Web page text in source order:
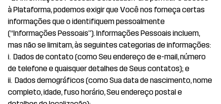
à Plataforma, podemos exigir que Você nos forneça certas
informações que o identifiquem pessoalmente
(“Informações Pessoais”). Informações Pessoais incluem,
mas não se limitam, às seguintes categorias de informações:
i. Dados de contato (como Seu endereço de e-mail, número
de telefone e quaisquer detalhes de Seus contatos); e
ii. Dados demográficos (como Sua data de nascimento, nome
completo, idade, fuso horário, Seu endereço postal e